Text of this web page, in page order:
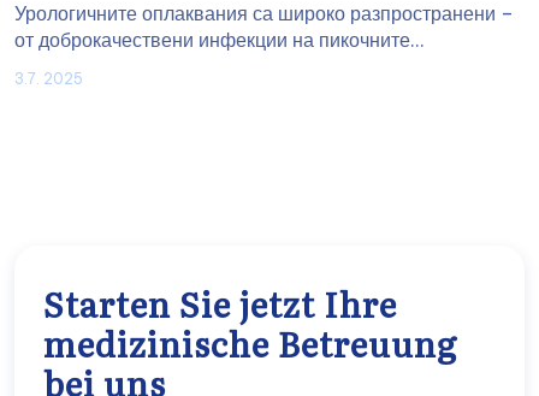
Урологичните оплаквания са широко разпространени –
от доброкачествени инфекции на пикочните...
3.7. 2025
Starten Sie jetzt Ihre
medizinische Betreuung
bei uns